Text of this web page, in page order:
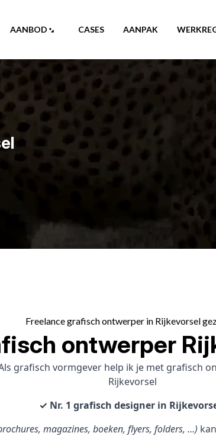
AANBOD CASES AANPAK
Freelance grafisch ontwerper in Rijkevorsel
ontwerper
grafisch vormgever help ik je met grafisch
Rijkevorsel
✓ Nr. 1 grafisch designer in
magazines, boeken, flyers, folders, …)